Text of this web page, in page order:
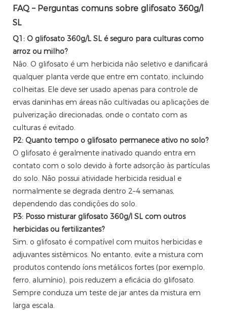
FAQ – Perguntas comuns sobre glifosato 360g/l
SL
Q1: O glifosato 360g/L SL é seguro para culturas como
arroz ou milho?
Não. O glifosato é um herbicida não seletivo e danificará
qualquer planta verde que entre em contato, incluindo
colheitas. Ele deve ser usado apenas para controle de
ervas daninhas em áreas não cultivadas ou aplicações de
pulverização direcionadas, onde o contato com as
culturas é evitado.
P2: Quanto tempo o glifosato permanece ativo no solo?
O glifosato é geralmente inativado quando entra em
contato com o solo devido à forte adsorção às partículas
do solo. Não possui atividade herbicida residual e
normalmente se degrada dentro 2–4 semanas,
dependendo das condições do solo.
P3: Posso misturar glifosato 360g/l SL com outros
herbicidas ou fertilizantes?
Sim, o glifosato é compatível com muitos herbicidas e
adjuvantes sistêmicos. No entanto, evite a mistura com
produtos contendo íons metálicos fortes (por exemplo,
ferro, alumínio), pois reduzem a eficácia do glifosato.
Sempre conduza um teste de jar antes da mistura em
larga escala.